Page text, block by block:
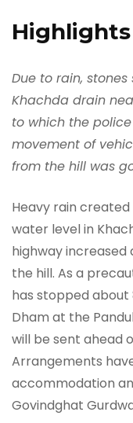
Highlights
Due to rain,
Khachda drain
to which the
movement of
from the hill was
Heavy rain
water level in
highway
the hill. As a
has stopped about
Dham at the
will be sent ahead
Arrangements
accommodation
Govindghat